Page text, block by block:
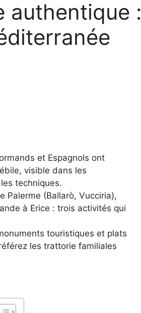
authentique :
et Espagnols ont
visible dans les
techniques.
Palerme (Ballarò, Vucciria),
à Erice : trois activités qui
touristiques et plats
les trattorie familiales